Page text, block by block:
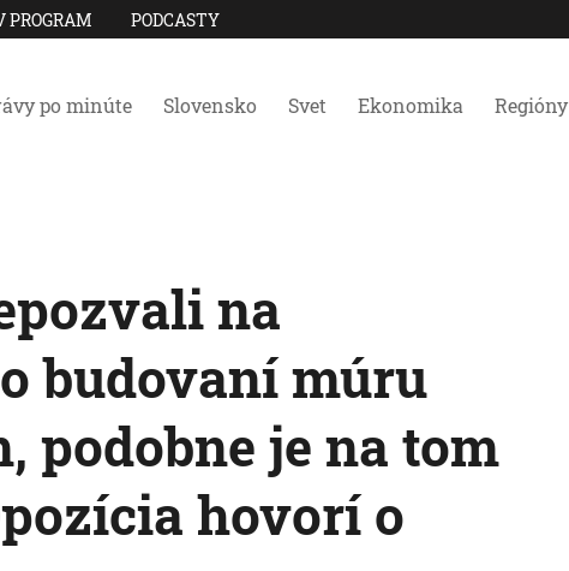
PROGRAM PODCASTY
po minúte Slovensko Svet Ekonomika Regióny
na
budovaní múru
podobne je na tom
hovorí o